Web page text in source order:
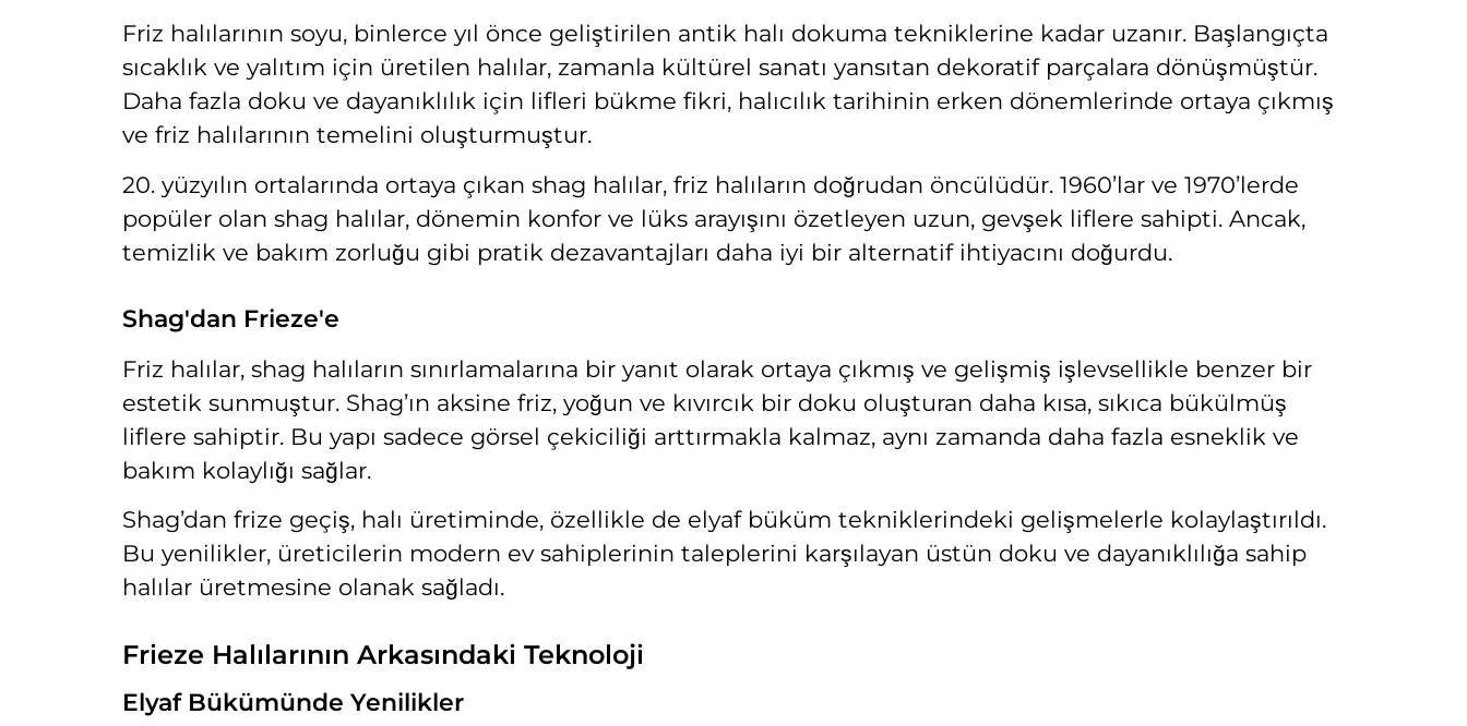
Friz halılarının soyu, binlerce yıl önce geliştirilen antik halı dokuma tekniklerine kadar uzanır. Başlangıçta
sıcaklık ve yalıtım için üretilen halılar, zamanla kültürel sanatı yansıtan dekoratif parçalara dönüşmüştür.
Daha fazla doku ve dayanıklılık için lifleri bükme fikri, halıcılık tarihinin erken dönemlerinde ortaya çıkmış
ve friz halılarının temelini oluşturmuştur.
20. yüzyılın ortalarında ortaya çıkan shag halılar, friz halıların doğrudan öncülüdür. 1960’lar ve 1970’lerde
popüler olan shag halılar, dönemin konfor ve lüks arayışını özetleyen uzun, gevşek liflere sahipti. Ancak,
temizlik ve bakım zorluğu gibi pratik dezavantajları daha iyi bir alternatif ihtiyacını doğurdu.
Shag'dan Frieze'e
Friz halılar, shag halıların sınırlamalarına bir yanıt olarak ortaya çıkmış ve gelişmiş işlevsellikle benzer bir
estetik sunmuştur. Shag’ın aksine friz, yoğun ve kıvırcık bir doku oluşturan daha kısa, sıkıca bükülmüş
liflere sahiptir. Bu yapı sadece görsel çekiciliği arttırmakla kalmaz, aynı zamanda daha fazla esneklik ve
bakım kolaylığı sağlar.
Shag’dan frize geçiş, halı üretiminde, özellikle de elyaf büküm tekniklerindeki gelişmelerle kolaylaştırıldı.
Bu yenilikler, üreticilerin modern ev sahiplerinin taleplerini karşılayan üstün doku ve dayanıklılığa sahip
halılar üretmesine olanak sağladı.
Frieze Halılarının Arkasındaki Teknoloji
Elyaf Bükümünde Yenilikler